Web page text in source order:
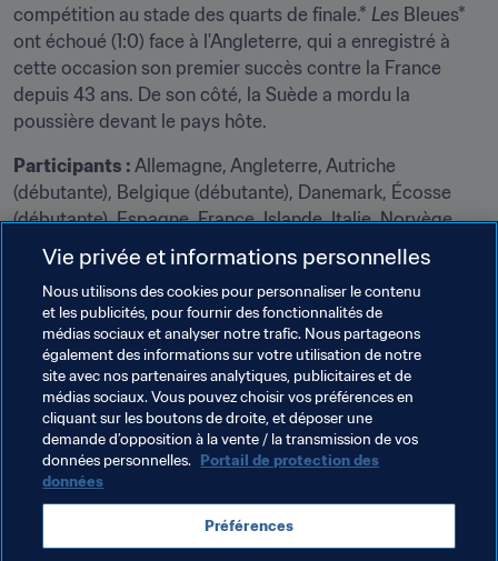
compétition au stade des quarts de finale.* Les Bleues*
ont échoué (1:0) face à l'Angleterre, qui a enregistré à
cette occasion son premier succès contre la France
depuis 43 ans. De son côté, la Suède a mordu la
poussière devant le pays hôte.
Participants : Allemagne, Angleterre, Autriche
(débutante), Belgique (débutante), Danemark, Écosse
(débutante), Espagne, France, Islande, Italie, Norvège,
Pays-Bas (hôte), Portugal (débutant), Russie, Suède,
Suisse (débutante)
Stades et villes Stade Rat Verlegh (Breda), stade De
Adelaarshorst (Deventer), stade de Vijverberg
(Doetinchem), stade du FC Twente (Enschede), stade
Sparta-Het Kasteel (Rotterdam), stade Koning Willem II
(Tilburg), stade Galgenwaard (Utrecht)
Thèmes en lien
Denmark Netherlands UEFA
Vie privée et informations personnelles
Nous utilisons des cookies pour personnaliser le contenu
et les publicités, pour fournir des fonctionnalités de
médias sociaux et analyser notre trafic. Nous partageons
également des informations sur votre utilisation de notre
site avec nos partenaires analytiques, publicitaires et de
médias sociaux. Vous pouvez choisir vos préférences en
cliquant sur les boutons de droite, et déposer une
demande d’opposition à la vente / la transmission de vos
données personnelles. Portail de protection des
données
Préférences